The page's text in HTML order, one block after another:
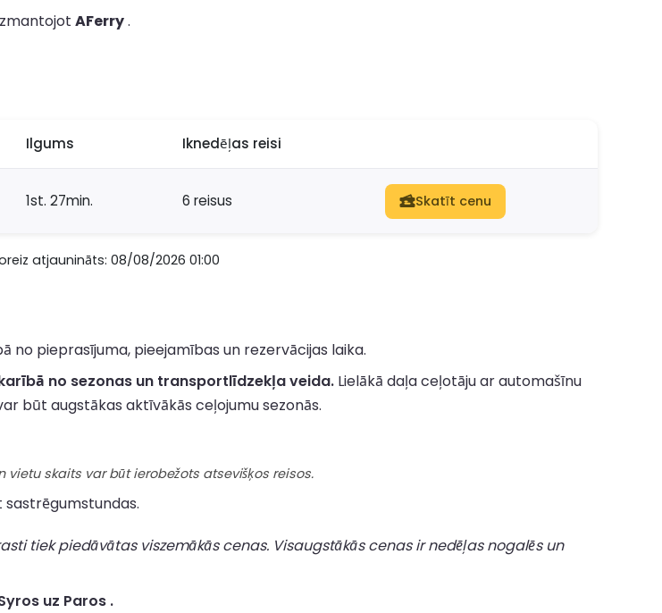
AFerry.
Ilgums Iknedēļas reisi
1st. 27min. 6 reisus Skatīt cenu
atjaunināts: 08/08/2026 01:00
no pieprasījuma, pieejamības un rezervācijas laika.
no sezonas un transportlīdzekļa veida. Lielākā daļa ceļotāju ar automašīnu
būt augstākas aktīvākās ceļojumu sezonās.
skaits var būt ierobežots atsevišķos reisos.
sastrēgumstundas.
tiek piedāvātas viszemākās cenas. Visaugstākās cenas ir nedēļas nogalēs un
uz Paros .